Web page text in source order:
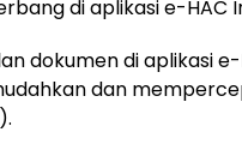
di aplikasi e-HAC
dokumen di aplikasi
dan